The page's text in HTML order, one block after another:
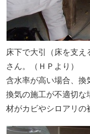
床下で大引（床を支
さん。（ＨＰより）
含水率が高い場合、換
換気の施工が不適切な
材がカビやシロアリの